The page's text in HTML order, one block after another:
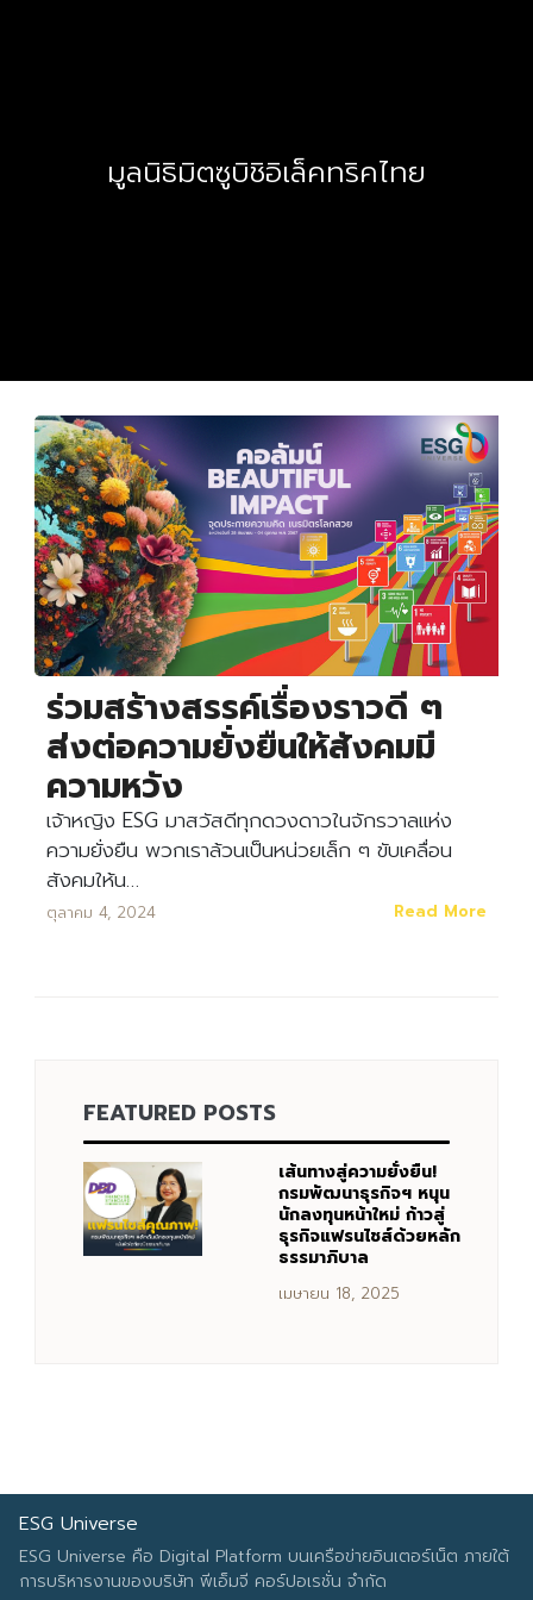
Search
มูลนิธิมิตซูบิชิอิเล็คทริคไทย
ร่วมสร้างสรรค์เรื่องราวดี ๆ
ส่งต่อความยั่งยืนให้สังคมมี
ความหวัง
เจ้าหญิง ESG มาสวัสดีทุกดวงดาวในจักรวาลแห่ง
ความยั่งยืน พวกเราล้วนเป็นหน่วยเล็ก ๆ ขับเคลื่อน
สังคมให้น…
ตุลาคม 4, 2024 Read More
FEATURED POSTS
เส้นทางสู่ความยั่งยืน!
กรมพัฒนาธุรกิจฯ หนุน
นักลงทุนหน้าใหม่ ก้าวสู่
ธุรกิจแฟรนไชส์ด้วยหลัก
ธรรมาภิบาล
เมษายน 18, 2025
ESG Universe
ESG Universe คือ Digital Platform บนเครือข่ายอินเตอร์เน็ต ภายใต้
การบริหารงานของบริษัท พีเอ็มจี คอร์ปอเรชั่น จำกัด